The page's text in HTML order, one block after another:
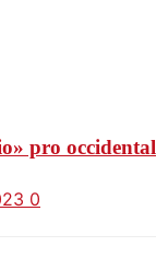
pro occidental
0